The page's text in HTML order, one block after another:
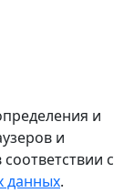
и
и
с
данных.